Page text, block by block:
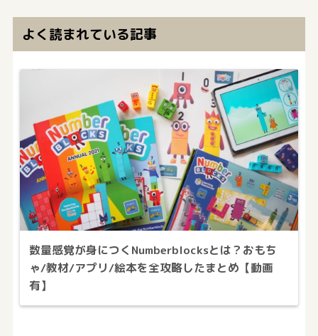
よく読まれている記事
数量感覚が身につくNumberblocksとは？おもち
ゃ/教材/アプリ/絵本を全攻略したまとめ【動画
有】